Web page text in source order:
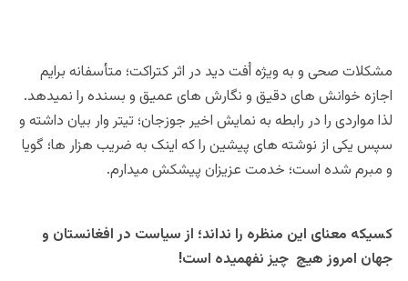
مشکلات صحی و به ویژه اُفت دید در اثر کتراکت؛ متأسفانه برایم
اجازه خوانش های دقیق و نگارش های عمیق و بسنده را نمیدهد.
لذا مواردی را در رابطه به نمایش اخیر جوزجان؛ تیتر وار بیان داشته و
سپس یکی از نوشته های پیشین را که اینک به ضریب هزار ها؛ گویا
و مبرم شده است؛ خدمت عزیزان پیشکش میدارم.
کسیکه معنای این منظره را نداند؛ از سیاست در افغانستان و
جهان امروز هیچ چیز نفهمیده است!